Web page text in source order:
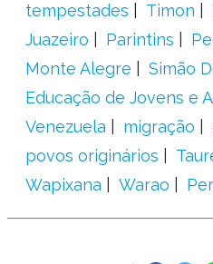
tempestades
Timon
Juazeiro
Parintins
Monte Alegre
Simão
Educação de Jovens e
Venezuela
migração
povos originários
Wapixana
Warao